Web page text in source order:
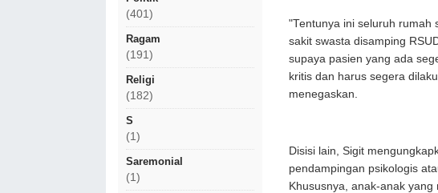
(401)
Ragam
(191)
Religi
(182)
S
(1)
Saremonial
(1)
"Tentunya ini seluruh rumah
sakit swasta disamping
supaya pasien yang ada
kritis dan harus segera
menegaskan.
Disisi lain, Sigit
pendampingan psikologis
Khususnya, anak-anak yang